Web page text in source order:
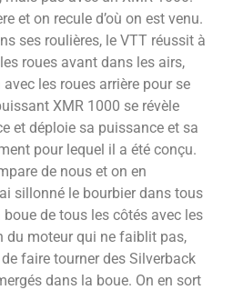
et on recule d’où on est venu.
ses roulières, le VTT réussit à
roues avant dans les airs,
les roues arrière pour se
XMR 1000 se révèle
et déploie sa puissance et sa
pour lequel il a été conçu.
de nous et on en
sillonné le bourbier dans tous
de tous les côtés avec les
du moteur qui ne faiblit pas,
faire tourner des Silverback
dans la boue. On en sort